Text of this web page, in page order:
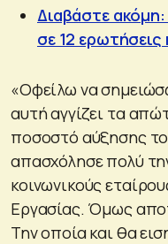
Διαβάστε
σε 12 ερωτήσεις
«Οφείλω να
αυτή αγγίζει τα
ποσοστό αύξησης
απασχόλησε πολύ
κοινωνικούς
Εργασίας. Όμως
Την οποία και θα